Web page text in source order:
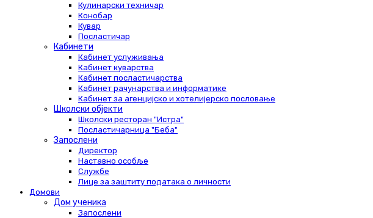
Кулинарски техничар
Конобар
Кувар
Посластичар
Кабинети
Кабинет услуживања
Кабинет куварства
Кабинет посластичарства
Кабинет рачунарства и информатике
Кабинет за агенцијско и хотелијерско пословање
Школски објекти
Школски ресторан "Истра"
Посластичарница "Беба"
Запослени
Директор
Наставно особље
Службе
Лице за заштиту података о личности
Домови
Дом ученика
Запослени